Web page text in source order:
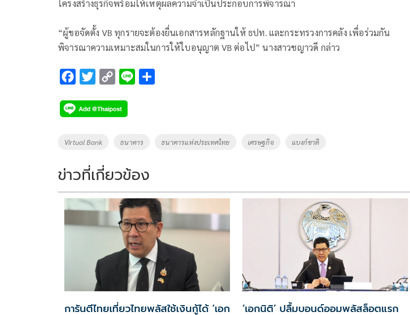
โครงสร้างธุรกิจพร้อมให้เหตุผลความจำเป็นประกอบการพิจารณา
“ผู้ขอจัดตั้ง VB ทุกรายจะต้องยื่นเอกสารหลักฐานให้ ธปท. และกระทรวงการคลัง เพื่อร่วมกัน
พิจารณาความเหมาะสมในการให้ใบอนุญาต VB ต่อไป” นางสาวชญาวดี กล่าว
F
e
b
o
k
T
tt
er
C
p
y
Li
k
Li
Tags
Virtual Bank ธนาคาร ธนาคารแห่งประเทศไทย เศรษฐกิจ แบงก์ชาติ
ข่าวที่เกี่ยวข้อง
การันตีไทยเที่ยวไทยพลัสใช้เงินกู้ได้ ‘เอก
‘เอกนิติ’ ปลื้มบอนด์ออมพลัสล็อตแรก